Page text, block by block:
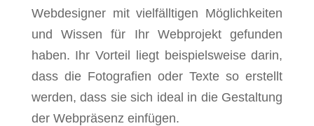
Webdesigner mit vielfälltigen Möglichkeiten
und Wissen für Ihr Webprojekt gefunden
haben. Ihr Vorteil liegt beispielsweise darin,
dass die Fotografien oder Texte so erstellt
werden, dass sie sich ideal in die Gestaltung
der Webpräsenz einfügen.